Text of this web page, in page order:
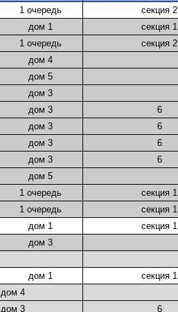
1 очередь секция 2
дом 1 секция 1
1 очередь секция 2
дом 4
дом 5
дом 3
дом 3 6
дом 3 6
дом 3 6
дом 3 6
дом 5
1 очередь секция 1
1 очередь секция 1
дом 1 секция 1
дом 3
дом 1 секция 1
дом 4
дом 3 6